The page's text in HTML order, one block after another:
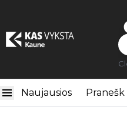
Naujausios